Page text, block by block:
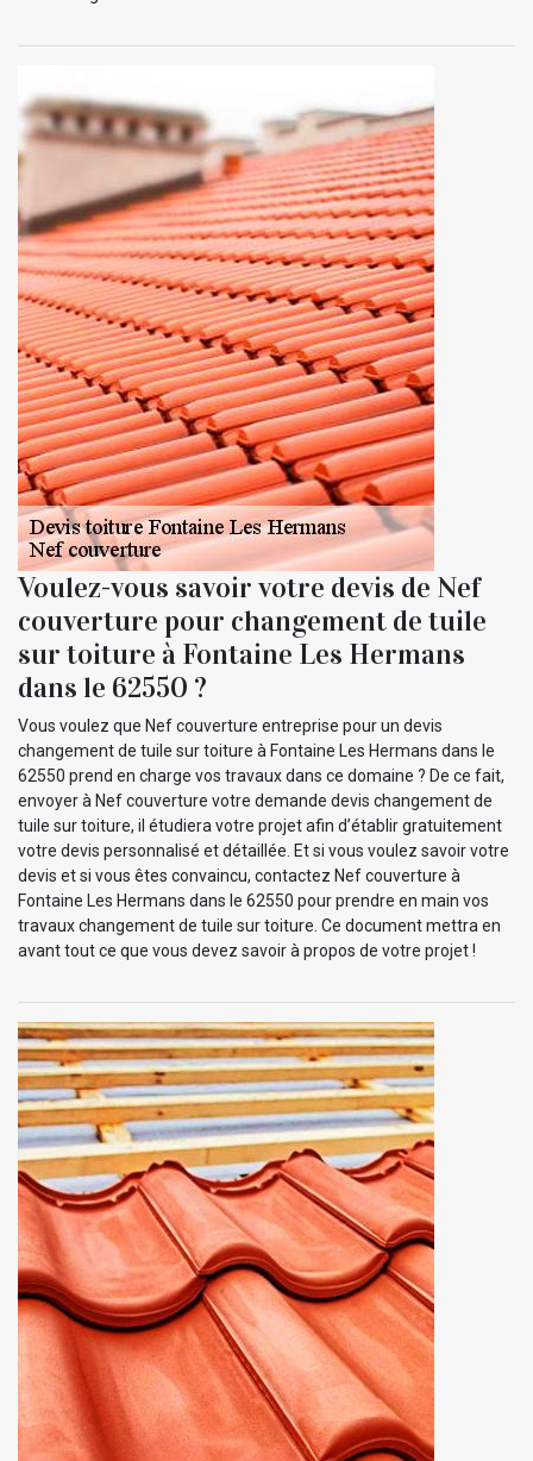
Voulez-vous savoir votre devis de Nef
couverture pour changement de tuile
sur toiture à Fontaine Les Hermans
dans le 62550 ?
Vous voulez que Nef couverture entreprise pour un devis
changement de tuile sur toiture à Fontaine Les Hermans dans le
62550 prend en charge vos travaux dans ce domaine ? De ce fait,
envoyer à Nef couverture votre demande devis changement de
tuile sur toiture, il étudiera votre projet afin d’établir gratuitement
votre devis personnalisé et détaillée. Et si vous voulez savoir votre
devis et si vous êtes convaincu, contactez Nef couverture à
Fontaine Les Hermans dans le 62550 pour prendre en main vos
travaux changement de tuile sur toiture. Ce document mettra en
avant tout ce que vous devez savoir à propos de votre projet !